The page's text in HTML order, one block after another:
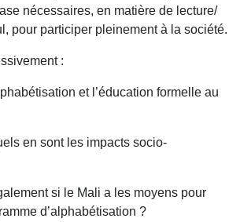
nécessaires, en matière de lecture/
pour participer pleinement à la société.
:
et l’éducation formelle au
en sont les impacts socio-
si le Mali a les moyens pour
d’alphabétisation ?